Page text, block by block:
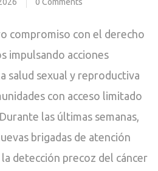
compromiso con el derecho
impulsando acciones
salud sexual y reproductiva
con acceso limitado
las últimas semanas,
brigadas de atención
detección precoz del cáncer